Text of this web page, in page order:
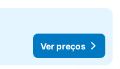
Ver preços